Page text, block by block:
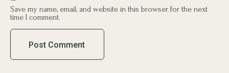
Save my name, email, and website in this browser for the next
time I comment.